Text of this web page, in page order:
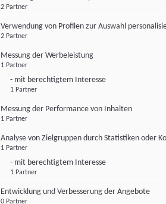
2 Partner
Verwendung von Profilen zur Auswahl
2 Partner
Messung der Werbeleistung
1 Partner
- mit berechtigtem Interesse
1 Partner
Messung der Performance von Inhalten
1 Partner
Analyse von Zielgruppen durch Statistiken oder
1 Partner
- mit berechtigtem Interesse
1 Partner
Entwicklung und Verbesserung der Angebote
0 Partner